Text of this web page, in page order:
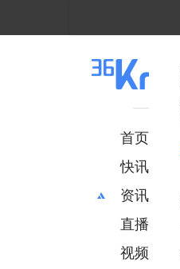
首页
快讯
资讯
推荐
财经
直播
视频